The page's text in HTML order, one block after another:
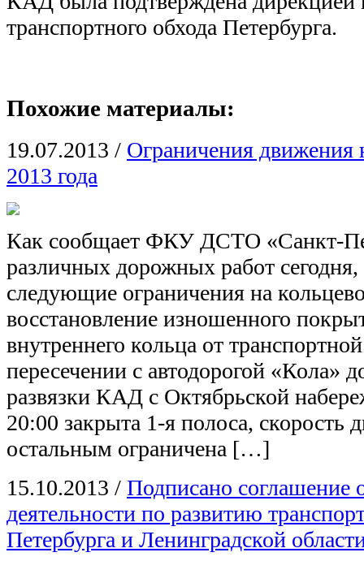
транспортного обхода Петербурга.
Похожие материалы:
19.07.2013 / Ограничения
2013 года
Как сообщает ФКУ ДСТО «Санкт-
различных дорожных работ
следующие ограничения на
восстановление изношенного
внутреннего кольца от
пересечении с автодорогой «Кола»
развязки КАД с Октябрьской
20:00 закрыта 1-я полоса, скорость
остальным ограничена […]
15.10.2013 / Подписано соглашение
деятельности по развитию
Петербурга и Ленинградской